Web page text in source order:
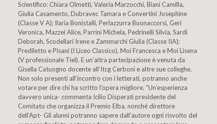
Scientifico: Chiara Olmetti, Valeria Marzocchi, Biani Camilla,
Giulia Casamento, Dubravec Tamara e Convertini Josephine
(Classe V A); Ilaria Bonistalli, Perlazzurra Buonaccorsi, Geri
Veronica, Mazzei Alice, Parrini Michela, Pedrinelli Silvia, Sardi
Deborah, Scodellari Irene e Zammarchi Giulia (Classe IIA);
Prediletto e Pisani (I Liceo Classico), Moi Francesca e Moi Lisena
(V professionale Tiel). E un’altra partecipazione è venuta da
Gisella Catuogno docente all’Itcg Cerboni e altre sue colleghe.
Non solo presenti all’incontro con i letterati, potranno anche
votare per dire chi ha scritto l’opera migliore. “Un’esperienza
davvero unica- commenta Icilio Disperati presidente del
Comitato che organizza il Premio Elba, nonché direttore
dell’Apt- Gli alunni potranno sapere dall’autore ogni risvolto del